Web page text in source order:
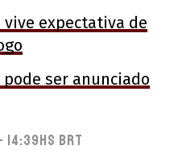
vive expectativa de
ser anunciado
BRT